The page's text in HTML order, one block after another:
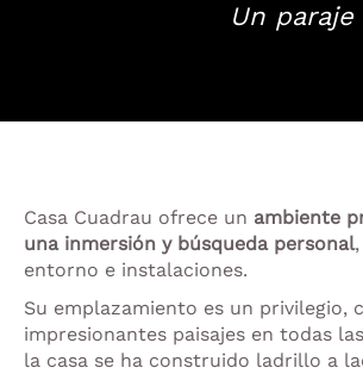
Un
Casa Cuadrau ofrece un ambiente
una inmersión y búsqueda personal
entorno e instalaciones.
Su emplazamiento es un privilegio,
impresionantes paisajes en todas
la casa se ha construido ladrillo a